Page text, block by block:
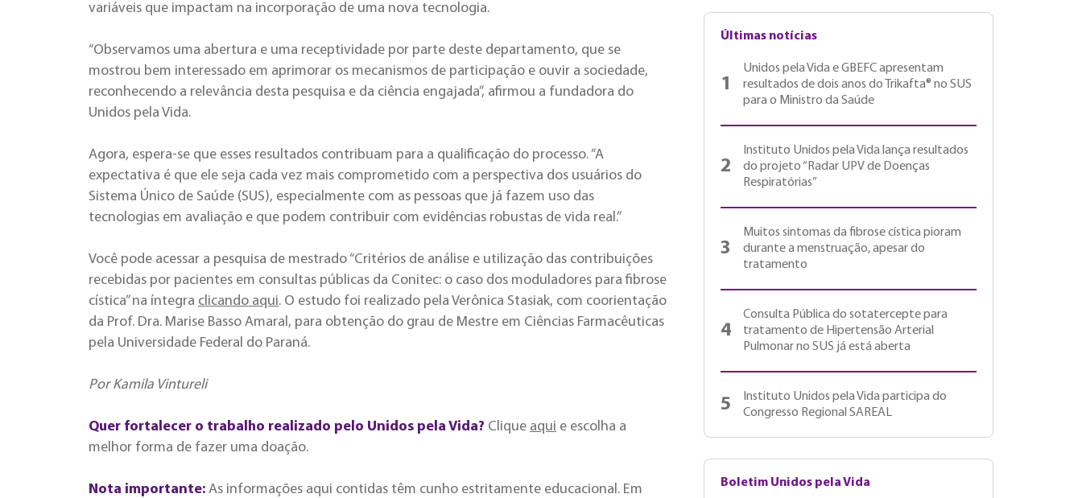
variáveis que impactam na incorporação de uma nova tecnologia.
“Observamos uma abertura e uma receptividade por parte deste departamento, que se
mostrou bem interessado em aprimorar os mecanismos de participação e ouvir a sociedade,
reconhecendo a relevância desta pesquisa e da ciência engajada”, afirmou a fundadora do
Unidos pela Vida.
Agora, espera-se que esses resultados contribuam para a qualificação do processo. “A
expectativa é que ele seja cada vez mais comprometido com a perspectiva dos usuários do
Sistema Único de Saúde (SUS), especialmente com as pessoas que já fazem uso das
tecnologias em avaliação e que podem contribuir com evidências robustas de vida real.”
Você pode acessar a pesquisa de mestrado “Critérios de análise e utilização das contribuições
recebidas por pacientes em consultas públicas da Conitec: o caso dos moduladores para fibrose
cística” na íntegra clicando aqui. O estudo foi realizado pela Verônica Stasiak, com coorientação
da Prof. Dra. Marise Basso Amaral, para obtenção do grau de Mestre em Ciências Farmacêuticas
pela Universidade Federal do Paraná.
Por Kamila Vintureli
Quer fortalecer o trabalho realizado pelo Unidos pela Vida? Clique aqui e escolha a
melhor forma de fazer uma doação.
Nota importante: As informações aqui contidas têm cunho estritamente educacional. Em
Últimas notícias
1
Unidos pela Vida e GBEFC apresentam
resultados de dois anos do Trikafta® no SUS
para o Ministro da Saúde
2
Instituto Unidos pela Vida lança resultados
do projeto “Radar UPV de Doenças
Respiratórias”
3
Muitos sintomas da fibrose cística pioram
durante a menstruação, apesar do
tratamento
4
Consulta Pública do sotatercepte para
tratamento de Hipertensão Arterial
Pulmonar no SUS já está aberta
5
Instituto Unidos pela Vida participa do
Congresso Regional SAREAL
Boletim Unidos pela Vida